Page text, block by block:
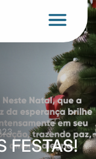
FESTAS!